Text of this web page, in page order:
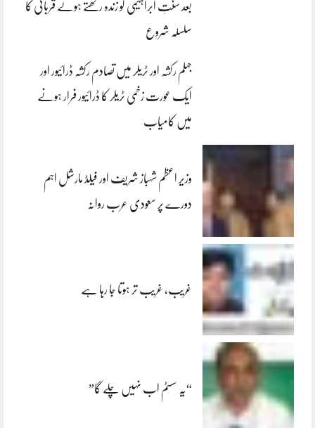
بعد سنتِ ابراہیمی کو زندہ رکھتے ہوئے قربانی کا
سلسلہ شروع
جہلم رکشہ اور ٹریلر میں تصادم رکشہ ڈرائیور اور
ایک عورت زخمی ٹریلر کا ڈرائیور فرار ہونے
میں کامیاب
وزیر اعظم شہباز شریف اور فیلڈ مارشل اہم
دورے پر سعودی عرب روانہ
غریب، غریب تر ہوتا جا رہا ہے
“یہ سسٹم اب نہیں چلے گا”